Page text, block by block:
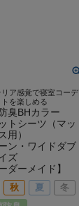
リア感覚で寝室コーデ
トを楽しめる
臭BHカラー
トシーツ（マッ
用）
ン・ワイドダブ
ズ
ダーメイド】
秋 夏
冬